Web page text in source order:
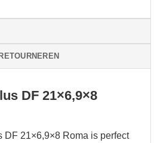
DF 21×6,9×8
DF 21×6,9×8 Roma is perfect